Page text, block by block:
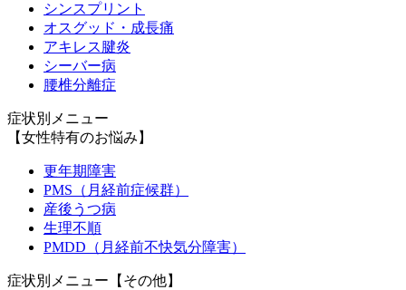
シンスプリント
オスグッド・成長痛
アキレス腱炎
シーバー病
腰椎分離症
症状別メニュー
【女性特有のお悩み】
更年期障害
PMS（月経前症候群）
産後うつ病
生理不順
PMDD（月経前不快気分障害）
症状別メニュー【その他】